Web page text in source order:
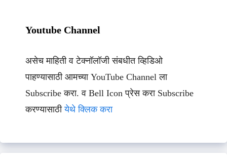
Youtube Channel
असेच माहिती व टेक्नॉलॉजी संबधीत व्हिडिओ
पाहण्यासाठी आमच्या YouTube Channel ला
Subscribe करा. व Bell Icon प्रेस करा Subscribe
करण्यासाठीयेथे क्लिक करा